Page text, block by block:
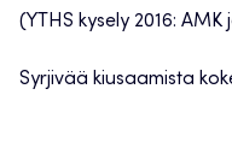
(YTHS kysely 2016: AMK
Syrjivää kiusaamista